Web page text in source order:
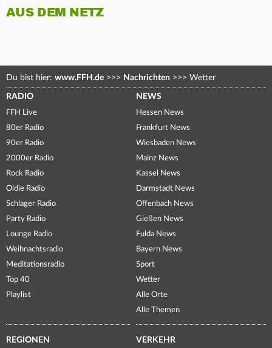
AUS DEM NETZ
Du bist hier: www.FFH.de >>> Nachrichten >>> Wetter
RADIO
FFH Live
80er Radio
90er Radio
2000er Radio
Rock Radio
Oldie Radio
Schlager Radio
Party Radio
Lounge Radio
Weihnachtsradio
Meditationsradio
Top 40
Playlist
NEWS
Hessen News
Frankfurt News
Wiesbaden News
Mainz News
Kassel News
Darmstadt News
Offenbach News
Gießen News
Fulda News
Bayern News
Sport
Wetter
Alle Orte
Alle Themen
REGIONEN VERKEHR